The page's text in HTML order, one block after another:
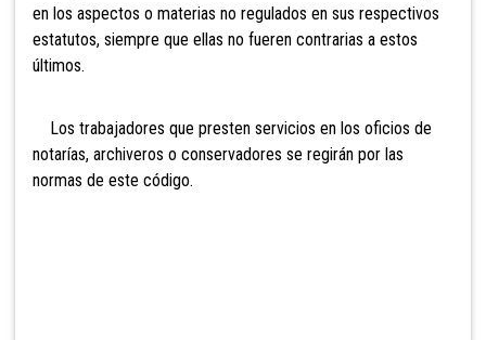
en los aspectos o materias no regulados en sus respectivos
estatutos, siempre que ellas no fueren contrarias a estos
últimos.
Los trabajadores que presten servicios en los oficios de
notarías, archiveros o conservadores se regirán por las
normas de este código.